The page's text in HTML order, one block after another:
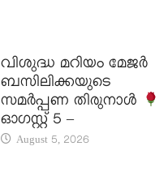
വിശുദ്ധ മറിയം മേജർ
ബസിലിക്കയുടെ
സമർപ്പണ തിരുനാൾ
ഓഗസ്റ്റ് 5 –
August 5, 2026